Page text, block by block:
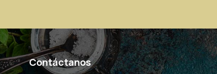
Contáctanos